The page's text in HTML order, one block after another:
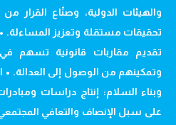
والهيئات الدولية، وصنّاع القرار
تحقيقات مستقلة وتعزيز المساءلة. •
تقديم مقاربات قانونية تسهم في
وتمكينهم من الوصول إلى العدالة. •
وبناء السلام: إنتاج دراسات
على سبل الإنصاف والتعافي المجتمعي